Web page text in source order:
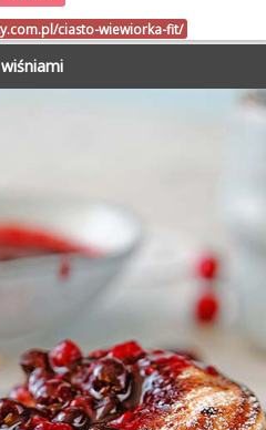
ciasto-wiewiorka-fit/